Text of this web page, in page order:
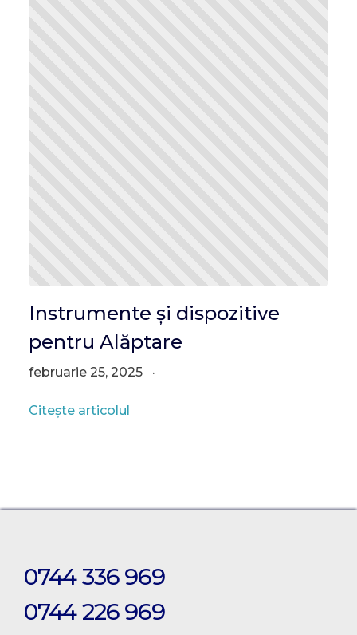
Instrumente și dispozitive
pentru Alăptare
februarie 25, 2025
Citește articolul
0744 336 969
0744 226 969